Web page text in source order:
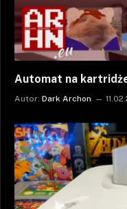
Automat na
Autor: Dark Archon